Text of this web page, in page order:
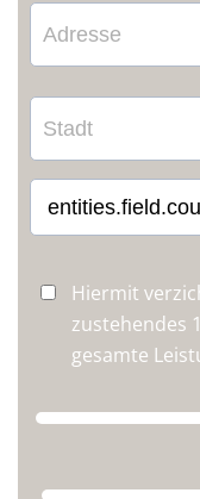
Hiermit
zustehendes
gesamte